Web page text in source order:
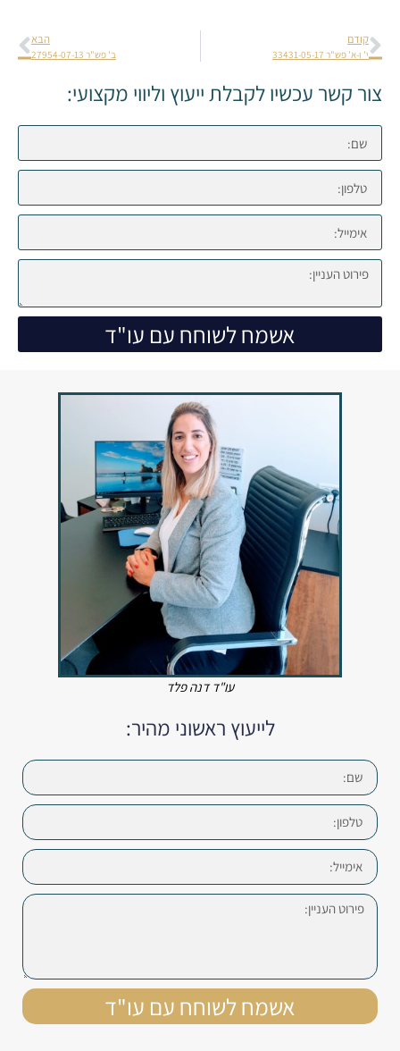
קודם
י' ו-א' פש"ר 33431-05-17
הבא
ב' פש"ר 27954-07-13
צור קשר עכשיו לקבלת ייעוץ וליווי מקצועי:
אשמח לשוחח עם עו"ד
עו"ד דנה פלד
לייעוץ ראשוני מהיר:
אשמח לשוחח עם עו"ד